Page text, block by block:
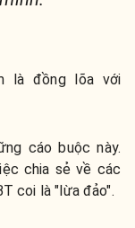
là đồng lõa với
cáo buộc này.
chia sẻ về các
coi là "lừa đảo".